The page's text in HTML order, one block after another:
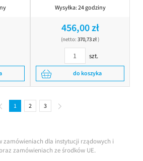
Wysyłka:24 godziny
456,00 zł
(netto: 370,73 zł)
szt.
do koszyka
1 2 3
zamówieniach dla instytucji rządowych i
zamówieniach ze środków UE.